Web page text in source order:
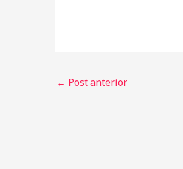
← Post anterior